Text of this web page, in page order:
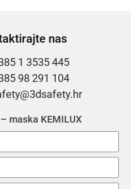
nas
1 3535 445
98 291 104
maska KEMILUX